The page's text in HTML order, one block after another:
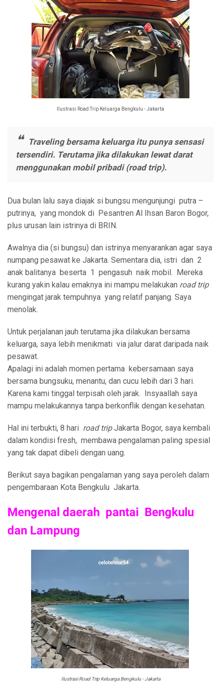
Ilustrasi Road Trip Keluarga Bengkulu - Jakarta
Traveling bersama keluarga itu punya sensasi
tersendiri. Terutama jika dilakukan lewat darat
menggunakan mobil pribadi (road trip).
Dua bulan lalu saya diajak si bungsu mengunjungi putra –
putrinya, yang mondok di Pesantren Al Ihsan Baron Bogor,
plus urusan lain istrinya di BRIN.
Awalnya dia (si bungsu) dan istrinya menyarankan agar saya
numpang pesawat ke Jakarta. Sementara dia, istri dan 2
anak balitanya beserta 1 pengasuh naik mobil. Mereka
kurang yakin kalau emaknya ini mampu melakukan road trip
mengingat jarak tempuhnya yang relatif panjang. Saya
menolak.
Untuk perjalanan jauh terutama jika dilakukan bersama
keluarga, saya lebih menikmati via jalur darat daripada naik
pesawat.
Apalagi ini adalah momen pertama kebersamaan saya
bersama bungsuku, menantu, dan cucu lebih dari 3 hari.
Karena kami tinggal terpisah oleh jarak. Insyaallah saya
mampu melakukannya tanpa berkonflik dengan kesehatan.
Hal ini terbukti, 8 hari road tripJakarta Bogor, saya kembali
dalam kondisi fresh, membawa pengalaman paling spesial
yang tak dapat dibeli dengan uang.
Berikut saya bagikan pengalaman yang saya peroleh dalam
pengembaraan Kota Bengkulu Jakarta.
Mengenal daerah pantai Bengkulu
dan Lampung
Ilustrasi Road Trip Keluarga Bengkulu - Jakarta